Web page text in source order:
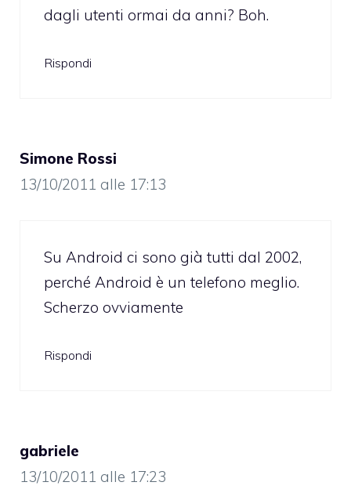
dagli utenti ormai da anni? Boh.
Rispondi
Simone Rossi
13/10/2011 alle 17:13
Su Android ci sono già tutti dal 2002,
perché Android è un telefono meglio.
Scherzo ovviamente
Rispondi
gabriele
13/10/2011 alle 17:23